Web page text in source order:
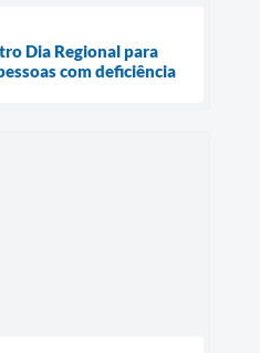
Dia Regional para
com deficiência